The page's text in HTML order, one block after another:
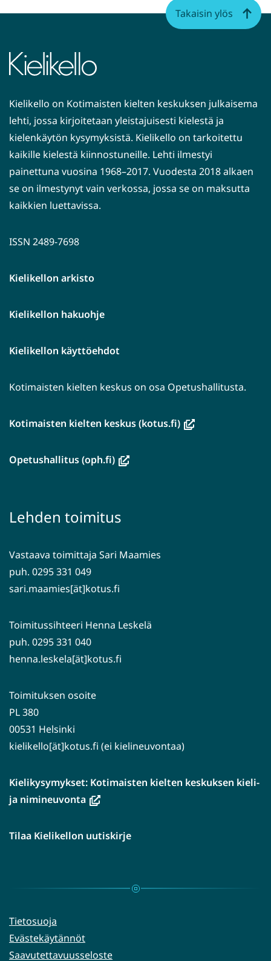
Kielikello on Kotimaisten kielten keskuksen julkaisema
lehti, jossa kirjoitetaan yleistajuisesti kielestä ja
kielenkäytön kysymyksistä. Kielikello on tarkoitettu
kaikille kielestä kiinnostuneille. Lehti ilmestyi
painettuna vuosina 1968–2017. Vuodesta 2018 alkaen
se on ilmestynyt vain verkossa, jossa se on maksutta
kaikkien luettavissa.
ISSN 2489-7698
Kielikellon arkisto
Kielikellon hakuohje
Kielikellon käyttöehdot
Kotimaisten kielten keskus on osa Opetushallitusta.
Kotimaisten kielten keskus (kotus.fi)(avautuu
Opetushallitus (oph.fi)(avautuu
toiseen
Lehden toimitus
Vastaava toimittaja Sari Maamies
puh. 0295 331 049
sari.maamies[ät]kotus.fi
Toimitussihteeri Henna Leskelä
puh. 0295 331 040
henna.leskela[ät]kotus.fi
Toimituksen osoite
PL 380
00531 Helsinki
kielikello[ät]kotus.fi (ei kielineuvontaa)
Kielikysymykset: Kotimaisten kielten keskuksen kieli-
ja nimineuvonta(avautuu
ikkunaan,
palveluun)
Tilaa Kielikellon uutiskirje
Tietosuoja
Evästekäytännöt
Saavutettavuusseloste
Takaisin ylös